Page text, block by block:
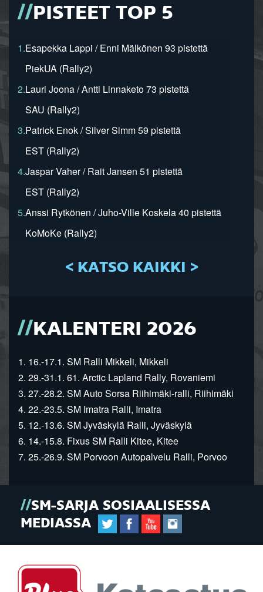
PISTEET TOP 5
1.Esapekka Lappi / Enni Mälkönen 93 pistettä
PiekUA (Rally2)
2.Lauri Joona / Antti Linnaketo 73 pistettä
SAU (Rally2)
3.Patrick Enok / Silver Simm 59 pistettä
EST (Rally2)
4.Jaspar Vaher / Rait Jansen 51 pistettä
EST (Rally2)
5.Anssi Rytkönen / Juho-Ville Koskela 40 pistettä
KoMoKe (Rally2)
< KATSO KAIKKI >
KALENTERI 2026
1. 16.-17.1. SM Ralli Mikkeli, Mikkeli
2. 29.-31.1. 61. Arctic Lapland Rally, Rovaniemi
3. 27.-28.2. SM Auto Sorsa Riihimäki-ralli, Riihimäki
4. 22.-23.5. SM Imatra Ralli, Imatra
5. 12.-13.6. SM Jyväskylä Ralli, Jyväskylä
6. 14.-15.8. Fixus SM Ralli Kitee, Kitee
7. 25.-26.9. SM Porvoon Autopalvelu Ralli, Porvoo
SM-SARJA SOSIAALISESSA
MEDIASSA